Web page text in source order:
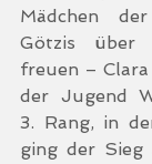
Mädchen
Götzis über
freuen –
der Jugend
3. Rang, in
ging der Sieg